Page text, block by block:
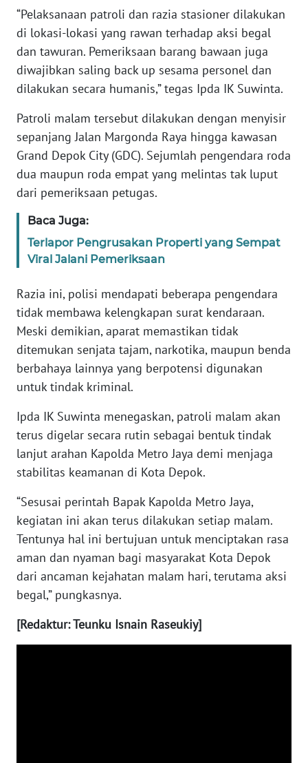
“Pelaksanaan patroli dan razia stasioner dilakukan
di lokasi-lokasi yang rawan terhadap aksi begal
dan tawuran. Pemeriksaan barang bawaan juga
diwajibkan saling back up sesama personel dan
dilakukan secara humanis,” tegas Ipda IK Suwinta.
Patroli malam tersebut dilakukan dengan menyisir
sepanjang Jalan Margonda Raya hingga kawasan
Grand Depok City (GDC). Sejumlah pengendara roda
dua maupun roda empat yang melintas tak luput
dari pemeriksaan petugas.
Baca Juga:
Terlapor Pengrusakan Properti yang Sempat
Viral Jalani Pemeriksaan
Razia ini, polisi mendapati beberapa pengendara
tidak membawa kelengkapan surat kendaraan.
Meski demikian, aparat memastikan tidak
ditemukan senjata tajam, narkotika, maupun benda
berbahaya lainnya yang berpotensi digunakan
untuk tindak kriminal.
Ipda IK Suwinta menegaskan, patroli malam akan
terus digelar secara rutin sebagai bentuk tindak
lanjut arahan Kapolda Metro Jaya demi menjaga
stabilitas keamanan di Kota Depok.
“Sesusai perintah Bapak Kapolda Metro Jaya,
kegiatan ini akan terus dilakukan setiap malam.
Tentunya hal ini bertujuan untuk menciptakan rasa
aman dan nyaman bagi masyarakat Kota Depok
dari ancaman kejahatan malam hari, terutama aksi
begal,” pungkasnya.
[Redaktur: Teunku Isnain Raseukiy]
NTB
SULTENG
WN
WN
BABEL
WN
WN
SUMSEL
WN
BENGKULU
WN
LAMPUNG
JATENG
WN
NUSANTARA
WN
JOGJA
WN
WN
BALI